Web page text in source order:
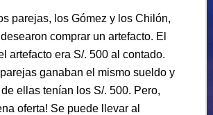
parejas, los Gómez y los Chilón,
comprar un artefacto. El
artefacto era S/. 500 al contado.
ganaban el mismo sueldo y
ellas tenían los S/. 500. Pero,
oferta! Se puede llevar al